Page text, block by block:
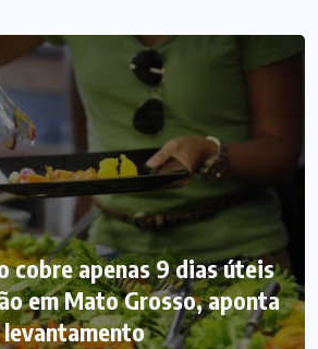
cobre apenas 9 dias úteis
em Mato Grosso, aponta
levantamento